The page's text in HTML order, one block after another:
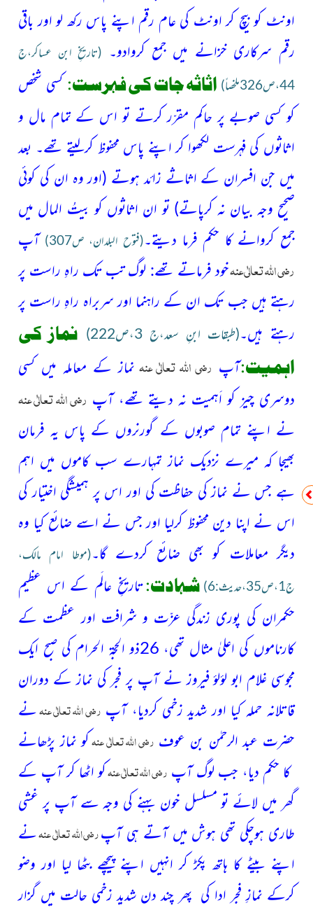
اونٹ کو بیچ کر اونٹ کی عام رقم اپنے پاس رکھ لو اور باقی
رقم سرکاری خزانے میں جمع کروادو۔ (تاریخِ ابن عساکر،ج
44،ص326ملخصاً) اثاثہ جات کی فہرست: کسی شخص
کو کسی صوبے پر حاکم مقرّر کرتے تو اس کے تمام مال و
اثاثوں کی فہرست لکھوا کر اپنے پاس محفوظ کرلیتے تھے۔ بعد
میں جن افسران کے اثاثے زائد ہوتے (اور وہ ان کی کوئی
صحیح وجہ بیان نہ کرپاتے)تو ان اثاثوں کو بیتُ المال میں
جمع کروانے کا حکم فرما دیتے۔(فتوح البلدان، ص307) آپ
رضی اللہ تعالٰی عنہخود فرماتے تھے: لوگ تب تک راہِ راست پر
رہتے ہیں جب تک ان کے راہنما اور سربراہ راہِ راست پر
رہتے ہیں۔(طبقات ابنِ سعد،ج 3،ص222)
نماز کی
اہمیت:آپ رضی اللہ تعالٰی عنہ نماز کے معاملہ میں کسی
دوسری چیز کو اَہمیت نہ دیتے تھے، آپ رضی اللہ تعالٰی عنہ
نے اپنے تمام صوبوں کے گورنروں کے پاس یہ فرمان
بھیجا کہ میرے نزدیک نماز تمہارے سب کاموں میں اہم
ہے جس نے نماز کی حفاظت کی اور اس پر ہمیشگی اختیار کی
اس نے اپنا دین محفوظ کرلیا اور جس نے اسے ضائع کیا وہ
دیگر معاملات کو بھی ضائع کردے گا۔(موطا امام مالک،
ج1،ص35،حدیث:6) شہادت:تاریخِ عالَم کے اس عظیم
حکمران کی پوری زندگی عزّت و شرافت اور عظمت کے
کارناموں کی اعلیٰ مثال تھی، 26ذو الحجۃ الحرام کی صبح ایک
مجوسی غلام ابو لؤلؤ فیروز نے آپ پر فجر کی نماز کے دوران
قاتلانہ حملہ کیا اور شدید زخمی کردیا، آپ رضی اللہ تعالٰی عنہنے
حضرت عبد الرحمٰن بن عوف رضی اللہ تعالٰی عنہکو نماز پڑھانے
کا حکم دیا، جب لوگ آپ رضی اللہ تعالٰی عنہکو اٹھا کر آپ کے
گھر میں لائے تو مسلسل خون بہنے کی وجہ سے آپ پر غشی
طاری ہوچکی تھی ہوش میں آتے ہی آپرضی اللہ تعالٰی عنہنے
اپنے بیٹے کا ہاتھ پکڑ کر انہیں اپنے پیچھے بٹھا لیا اور وضو
کرکے نمازِ فجر ادا کی پھر چند دن شدید زخمی حالت میں گزار